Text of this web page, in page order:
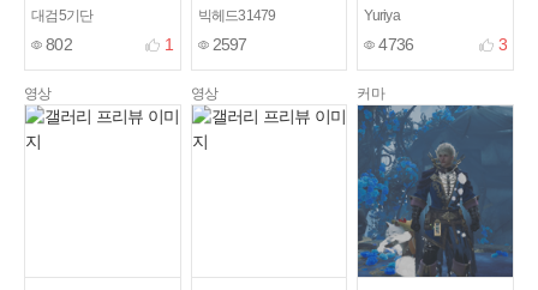
대검5기단
802 1
빅헤드31479
2597
Yuriya
4736 3
영상 영상 커마